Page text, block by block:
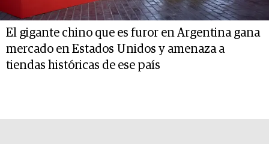
El gigante chino que es furor en Argentina gana
mercado en Estados Unidos y amenaza a
tiendas históricas de ese país